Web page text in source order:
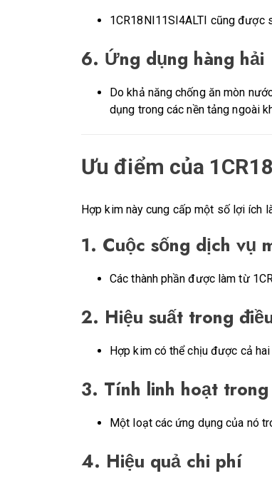
1CR18NI11SI4ALTI cũng được
6. Ứng dụng hàng hải
Do khả năng chống ăn mòn
dụng trong các nền tảng ngoài
Ưu điểm của
Hợp kim này cung cấp một số lợi ích
1. Cuộc sống dịch vụ
Các thành phần được làm từ
2. Hiệu suất trong
Hợp kim có thể chịu được cả hai
3. Tính linh hoạt
Một loạt các ứng dụng của nó
4. Hiệu quả chi phí